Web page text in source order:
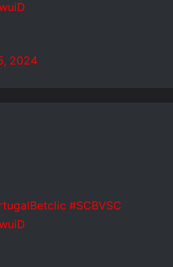
2024
#SCBVSC